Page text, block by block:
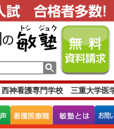
看護専門学校 三重大学医